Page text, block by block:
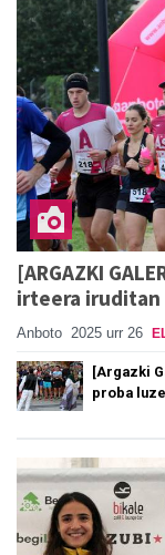
[ARGAZKI
irteera iruditan
Anboto 2025 urr 26
[Argazki
proba